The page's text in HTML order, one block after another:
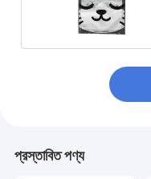
প্রস্তাবিত পণ্য